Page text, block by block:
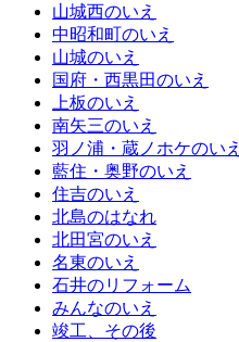
山城西のいえ
中昭和町のいえ
山城のいえ
国府・西黒田のいえ
上板のいえ
南矢三のいえ
羽ノ浦・蔵ノホケのいえ
藍住・奥野のいえ
住吉のいえ
北島のはなれ
北田宮のいえ
名東のいえ
石井のリフォーム
みんなのいえ
竣工、その後